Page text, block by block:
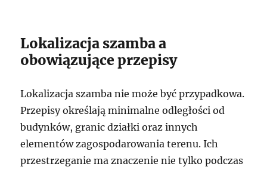
Lokalizacja szamba a
obowiązujące przepisy
Lokalizacja szamba nie może być przypadkowa.
Przepisy określają minimalne odległości od
budynków, granic działki oraz innych
elementów zagospodarowania terenu. Ich
przestrzeganie ma znaczenie nie tylko podczas